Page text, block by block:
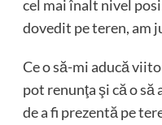
cel mai înalt nivel
dovedit pe teren, am
Ce o să-mi aducă
pot renunţa şi că o
de a fi prezentă pe